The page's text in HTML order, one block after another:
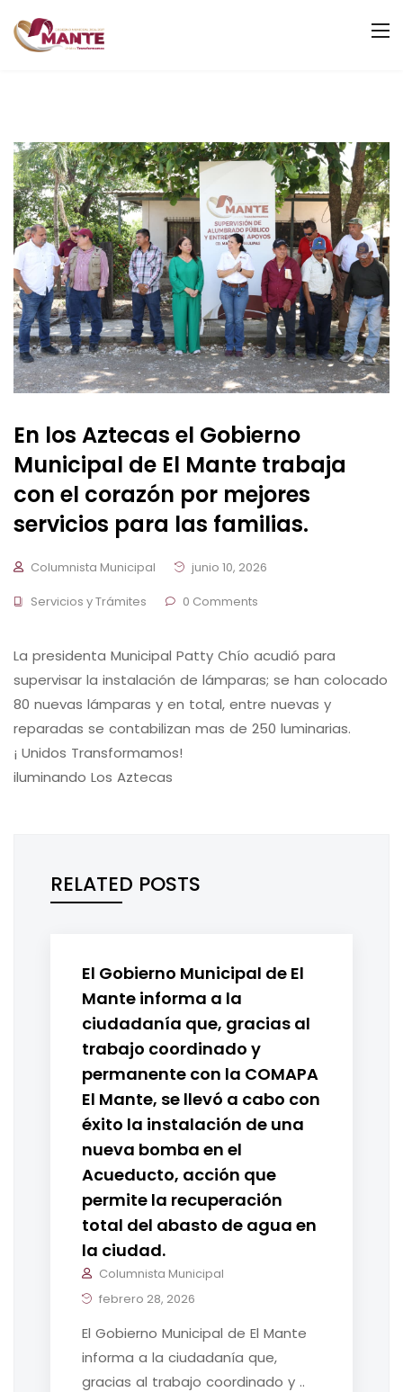
En los Aztecas el Gobierno
Municipal de El Mante trabaja
con el corazón por mejores
servicios para las familias.
Columnista Municipal
junio 10, 2026
Servicios y Trámites
0 Comments
La presidenta Municipal Patty Chío acudió para
supervisar la instalación de lámparas; se han colocado
80 nuevas lámparas y en total, entre nuevas y
reparadas se contabilizan mas de 250 luminarias.
¡ Unidos Transformamos!
iluminando Los Aztecas
RELATED POSTS
El Gobierno Municipal de El
Mante informa a la
ciudadanía que, gracias al
trabajo coordinado y
permanente con la COMAPA
El Mante, se llevó a cabo con
éxito la instalación de una
nueva bomba en el
Acueducto, acción que
permite la recuperación
total del abasto de agua en
la ciudad.
Columnista Municipal
febrero 28, 2026
El Gobierno Municipal de El Mante
informa a la ciudadanía que,
gracias al trabajo coordinado y ..